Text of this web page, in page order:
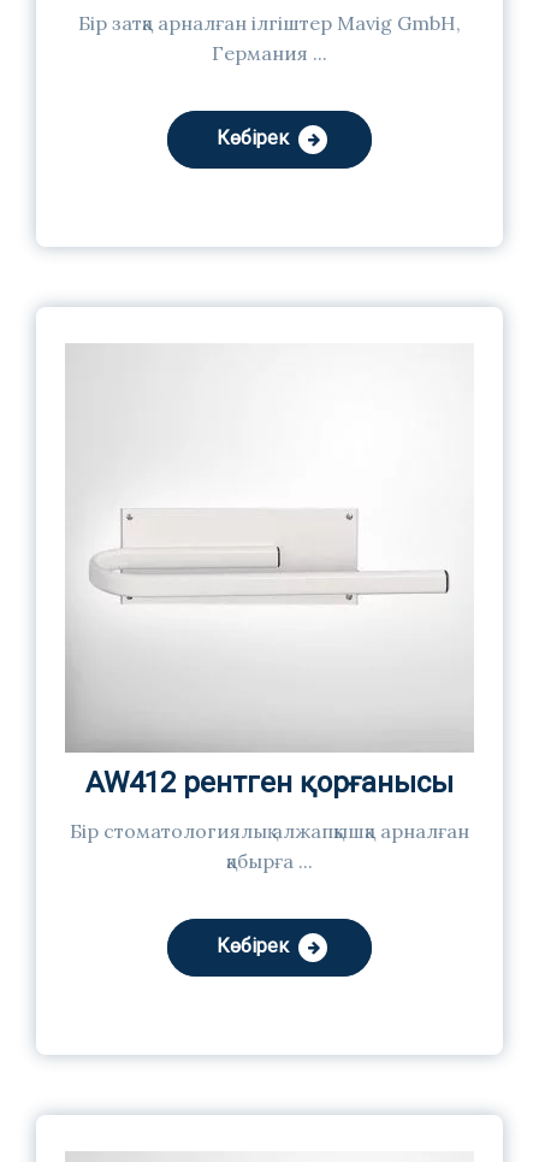
Бір затқа арналған ілгіштер Mavig GmbH,
Германия ...
Көбірек
AW412 рентген қорғанысы
Бір стоматологиялық алжапқышқа арналған
қабырға ...
Көбірек